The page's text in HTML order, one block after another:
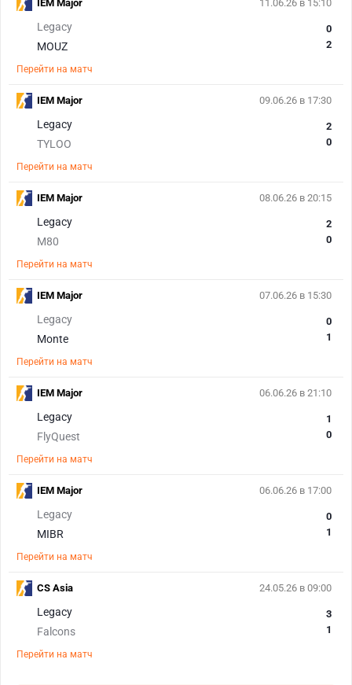
11.06.26 в 15:10
Legacy
MOUZ
0
2
Перейти на матч
IEM Major
09.06.26 в 17:30
Legacy
TYLOO
2
0
Перейти на матч
IEM Major
08.06.26 в 20:15
Legacy
M80
2
0
Перейти на матч
IEM Major
07.06.26 в 15:30
Legacy
Monte
0
1
Перейти на матч
IEM Major
06.06.26 в 21:10
Legacy
FlyQuest
1
0
Перейти на матч
IEM Major
06.06.26 в 17:00
Legacy
MIBR
0
1
Перейти на матч
IEM Major
24.05.26 в 09:00
Legacy
Falcons
3
1
Перейти на матч
CS Asia